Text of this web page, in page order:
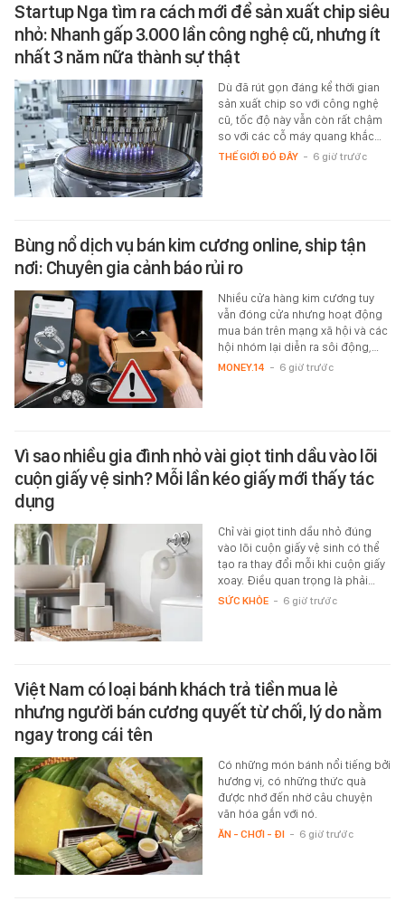
Startup Nga tìm ra cách mới để sản xuất chip siêu
nhỏ: Nhanh gấp 3.000 lần công nghệ cũ, nhưng ít
nhất 3 năm nữa thành sự thật
Dù đã rút gọn đáng kể thời gian
sản xuất chip so với công nghệ
cũ, tốc độ này vẫn còn rất chậm
so với các cỗ máy quang khắc…
THẾ GIỚI ĐÓ ĐÂY - 6 giờ trước
Bùng nổ dịch vụ bán kim cương online, ship tận
nơi: Chuyên gia cảnh báo rủi ro
Nhiều cửa hàng kim cương tuy
vẫn đóng cửa nhưng hoạt động
mua bán trên mạng xã hội và các
hội nhóm lại diễn ra sôi động,…
MONEY.14 - 6 giờ trước
Vì sao nhiều gia đình nhỏ vài giọt tinh dầu vào lõi
cuộn giấy vệ sinh? Mỗi lần kéo giấy mới thấy tác
dụng
Chỉ vài giọt tinh dầu nhỏ đúng
vào lõi cuộn giấy vệ sinh có thể
tạo ra thay đổi mỗi khi cuộn giấy
xoay. Điều quan trọng là phải…
SỨC KHỎE - 6 giờ trước
Việt Nam có loại bánh khách trả tiền mua lẻ
nhưng người bán cương quyết từ chối, lý do nằm
ngay trong cái tên
Có những món bánh nổi tiếng bởi
hương vị, có những thức quà
được nhớ đến nhờ câu chuyện
văn hóa gắn với nó.
ĂN - CHƠI - ĐI - 6 giờ trước